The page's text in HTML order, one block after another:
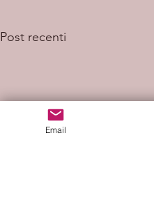
Post recenti
Email